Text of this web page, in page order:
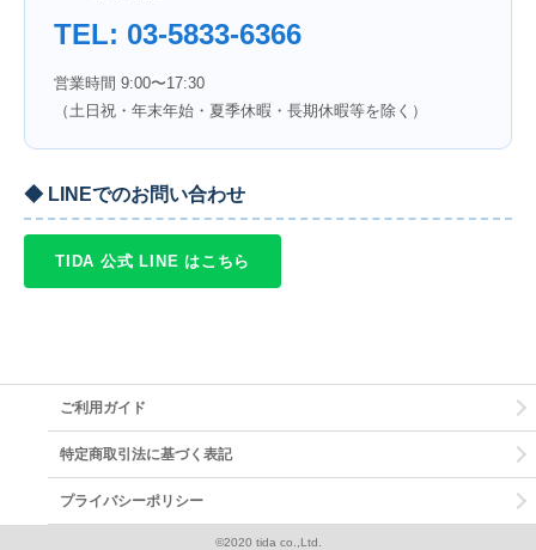
TEL: 03-5833-6366
営業時間 9:00〜17:30
（土日祝・年末年始・夏季休暇・長期休暇等を除く）
◆ LINEでのお問い合わせ
TIDA 公式 LINE はこちら
ご利用ガイド
特定商取引法に基づく表記
プライバシーポリシー
©2020 tida co.,Ltd.